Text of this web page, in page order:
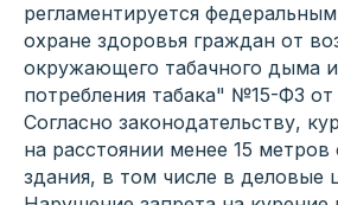
регламентируется
охране здоровья граждан от
окружающего табачного дыма
потребления табака" №15-ФЗ от
Согласно законодательству,
на расстоянии менее 15
здания, в том числе в деловые